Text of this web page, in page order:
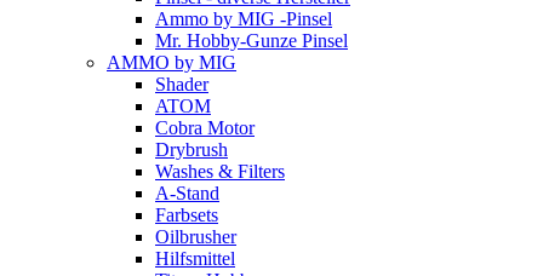
Ammo by MIG -Pinsel
Mr. Hobby-Gunze Pinsel
AMMO by MIG
Shader
ATOM
Cobra Motor
Drybrush
Washes & Filters
A-Stand
Farbsets
Oilbrusher
Hilfsmittel